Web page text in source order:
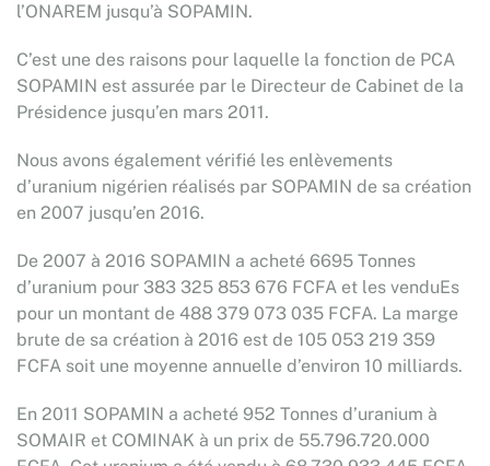
l’ONAREM jusqu’à SOPAMIN.
C’est une des raisons pour laquelle la fonction de PCA
SOPAMIN est assurée par le Directeur de Cabinet de la
Présidence jusqu’en mars 2011.
Nous avons également vérifié les enlèvements
d’uranium nigérien réalisés par SOPAMIN de sa création
en 2007 jusqu’en 2016.
De 2007 à 2016 SOPAMIN a acheté 6695 Tonnes
d’uranium pour 383 325 853 676 FCFA et les venduEs
pour un montant de 488 379 073 035 FCFA. La marge
brute de sa création à 2016 est de 105 053 219 359
FCFA soit une moyenne annuelle d’environ 10 milliards.
En 2011 SOPAMIN a acheté 952 Tonnes d’uranium à
SOMAIR et COMINAK à un prix de 55.796.720.000